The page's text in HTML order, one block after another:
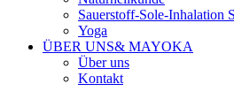
Sauerstoff-Sole-Inhalation
Yoga
ÜBER UNS& MAYOKA
Über uns
Kontakt